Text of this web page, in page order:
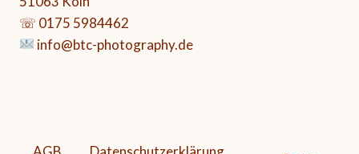
☏ 0175 5984462
info@btc-photography.de